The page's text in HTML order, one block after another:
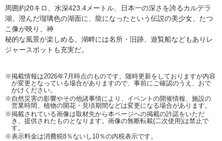
周囲約20キロ、水深423.4メートル、日本一の深さを誇るカルデラ
湖。澄んだ瑠璃色の湖面に、龍になったという伝説の美少女、たつ
こ像が映り、神
秘的な風景が楽しめる。湖畔には名所・旧跡、遊覧船などもありレ
ジャースポットも充実だ。
※掲載情報は2026年7月時点のものです。随時更新をしておりますが内容
が変更となっている場合がありますので、事前にご確認のうえ、おで
かけください。
※自然災害の影響やその他諸事情により、イベントの開催情報、施設の
営業時間、植物の開花・見頃期間などは変更になる場合があります。
※掲載されている画像は取材先から本ページへの掲載の許諾をいただ
き、提供されたものとなります。画像の無断転載(二次使用)は禁止で
す。
※表示料金は消費税8％ないし10％の内税表示です。